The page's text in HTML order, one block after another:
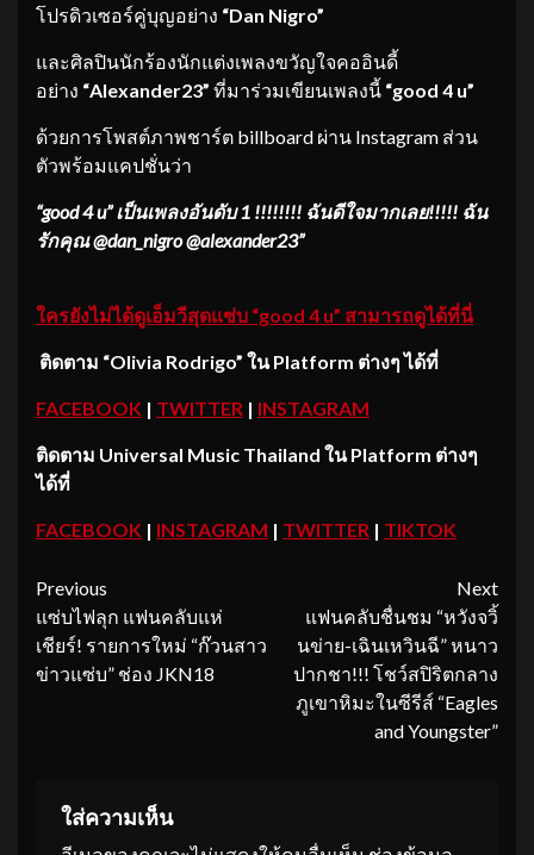
โปรดิวเซอร์คู่บุญอย่าง “Dan Nigro”
และศิลปินนักร้องนักแต่งเพลงขวัญใจคออินดี้
อย่าง “Alexander23” ที่มาร่วมเขียนเพลงนี้ “good 4 u”
ด้วยการโพสต์ภาพชาร์ต billboard ผ่าน Instagram ส่วน
ตัวพร้อมแคปชั่นว่า
“good 4 u” เป็นเพลงอันดับ 1 !!!!!!!! ฉันดีใจมากเลย!!!!! ฉัน
รักคุณ @dan_nigro @alexander23”
ใครยังไม่ได้ดูเอ็มวีสุดแซ่บ “good 4 u” สามารถดูได้ที่นี่
ติดตาม “Olivia Rodrigo” ใน Platform ต่างๆ ได้ที่
FACEBOOK | TWITTER | INSTAGRAM
ติดตาม Universal Music Thailand ใน Platform ต่างๆ
ได้ที่
FACEBOOK | INSTAGRAM | TWITTER | TIKTOK
Continue
Reading
Previous
แซ่บไฟลุก แฟนคลับแห่
เชียร์! รายการใหม่ “ก๊วนสาว
ข่าวแซ่บ” ช่อง JKN18
Next
แฟนคลับชื่นชม “หวังจวิ้
นข่าย-เฉินเหวินฉี” หนาว
ปากชา!!! โชว์สปิริตกลาง
ภูเขาหิมะในซีรีส์ “Eagles
and Youngster”
ใส่ความเห็น